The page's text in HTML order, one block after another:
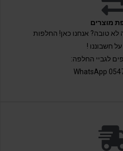
מוצרים
טובה? אנחנו כאן! החלפות
חשבוננו !
לגביי החלפה: